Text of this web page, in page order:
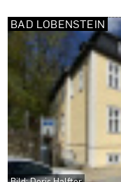
BAD LOBENSTEIN